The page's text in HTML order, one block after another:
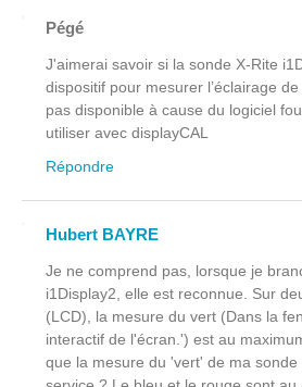
Pégé
J'aimerai savoir si la sonde X-Rite
dispositif pour mesurer l’éclairage
pas disponible à cause du logiciel
utiliser avec displayCAL
Répondre
Hubert BAYRE
Je ne comprend pas, lorsque je
i1Display2, elle est reconnue. Sur
(LCD), la mesure du vert (Dans la
interactif de l'écran.') est au
que la mesure du 'vert' de ma